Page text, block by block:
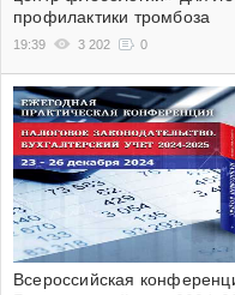
профилактики тромбоза
19:39 3 202 0
Всероссийская